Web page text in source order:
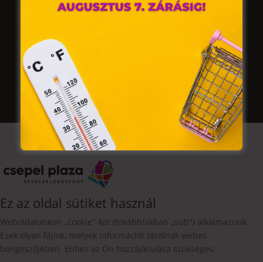
Felhasználási feltételek
Ez az oldal sütiket használ
Weboldalunkon „cookie"-kat (továbbiakban „süti") alkalmazunk.
Ezek olyan fájlok, melyek információt tárolnak webes
böngészőjében. Ehhez az Ön hozzájárulása szükséges.